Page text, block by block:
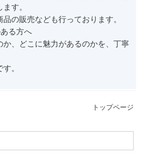
す。
の販売なども行っております。
る方へ
か、どこに魅力があるのかを、丁寧
。
トップページ